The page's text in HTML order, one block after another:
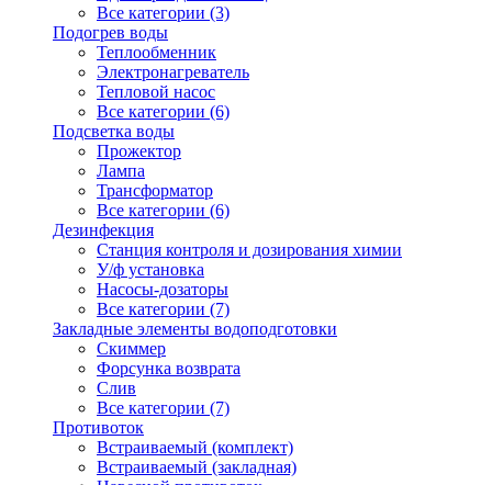
Все категории (3)
Подогрев воды
Теплообменник
Электронагреватель
Тепловой насос
Все категории (6)
Подсветка воды
Прожектор
Лампа
Трансформатор
Все категории (6)
Дезинфекция
Станция контроля и дозирования химии
У/ф установка
Насосы-дозаторы
Все категории (7)
Закладные элементы водоподготовки
Скиммер
Форсунка возврата
Слив
Все категории (7)
Противоток
Встраиваемый (комплект)
Встраиваемый (закладная)